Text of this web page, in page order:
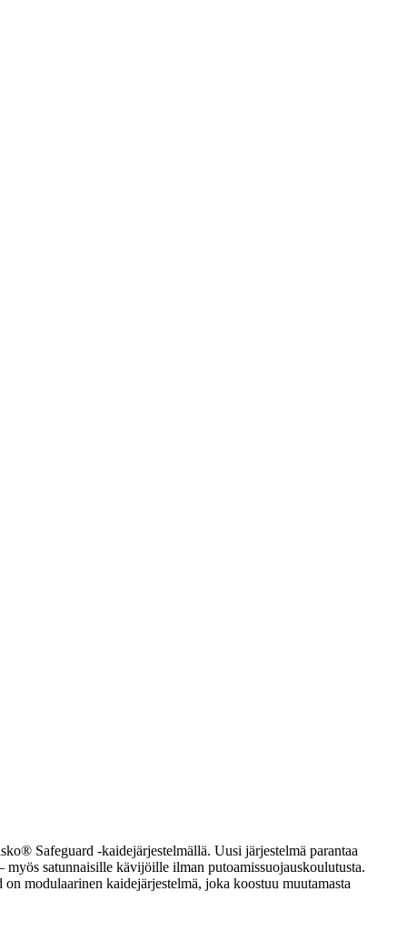
Safeguard -kaidejärjestelmällä. Uusi järjestelmä parantaa
satunnaisille kävijöille ilman putoamissuojauskoulutusta.
modulaarinen kaidejärjestelmä, joka koostuu muutamasta